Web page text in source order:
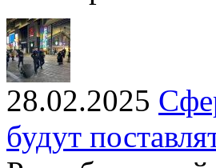
28.02.2025
будут